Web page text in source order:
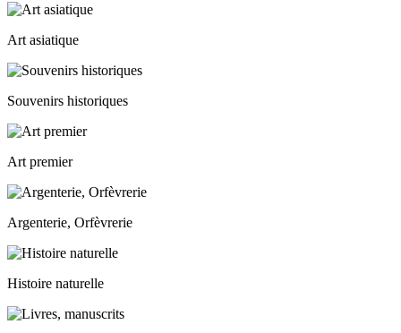
Art asiatique
Souvenirs historiques
Art premier
Argenterie, Orfèvrerie
Histoire naturelle